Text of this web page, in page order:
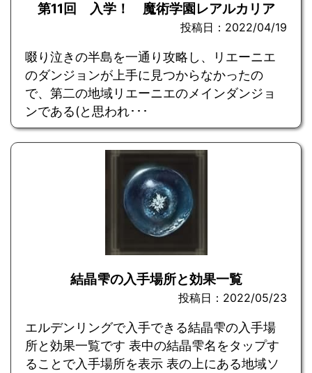
第11回 入学！ 魔術学園レアルカリア
投稿日：2022/04/19
啜り泣きの半島を一通り攻略し、リエーニエ
のダンジョンが上手に見つからなかったの
で、第二の地域リエーニエのメインダンジョ
ンである(と思われ･･･
結晶雫の入手場所と効果一覧
投稿日：2022/05/23
エルデンリングで入手できる結晶雫の入手場
所と効果一覧です 表中の結晶雫名をタップす
ることで入手場所を表示 表の上にある地域ソ